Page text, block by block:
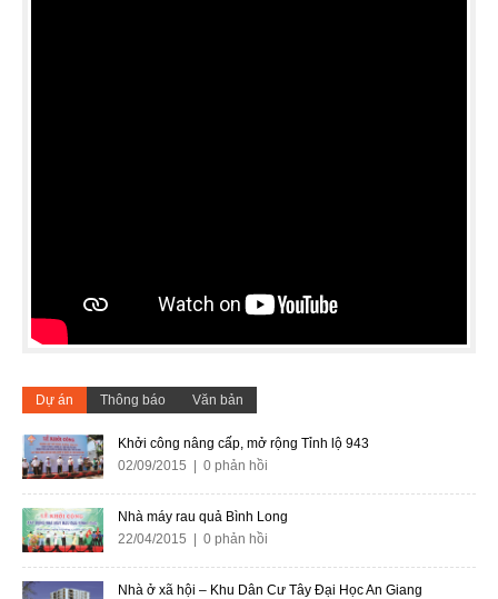
Dự án Thông báo Văn bản
Khởi công nâng cấp, mở rộng Tỉnh lộ 943
02/09/2015 | 0 phản hồi
Nhà máy rau quả Bình Long
22/04/2015 | 0 phản hồi
Nhà ở xã hội – Khu Dân Cư Tây Đại Học An Giang